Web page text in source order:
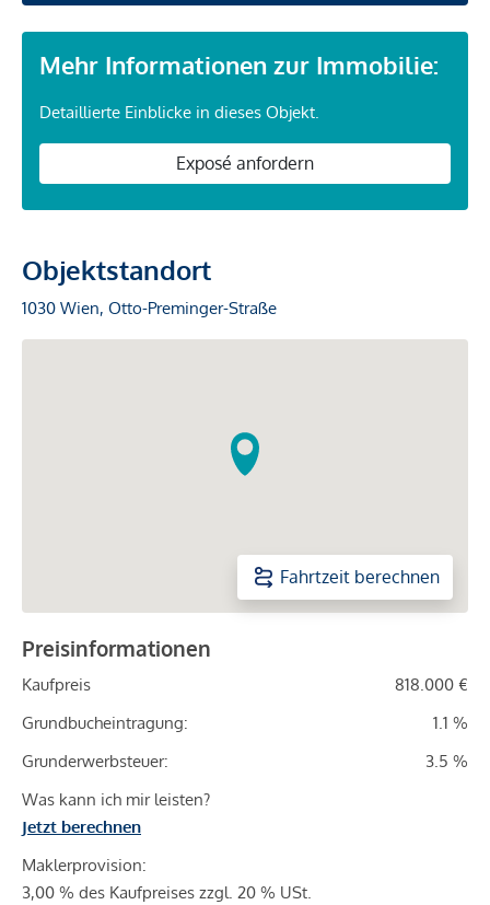
Mehr Informationen zur Immobilie:
Detaillierte Einblicke in dieses Objekt.
Exposé anfordern
Objektstandort
1030 Wien, Otto-Preminger-Straße
Fahrtzeit berechnen
Preisinformationen
Kaufpreis
818.000 €
Grundbucheintragung:
1.1 %
Grunderwerbsteuer:
3.5 %
Was kann ich mir leisten?
Jetzt berechnen
Maklerprovision:
3,00 % des Kaufpreises zzgl. 20 % USt.